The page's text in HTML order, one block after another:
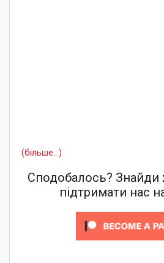
(більше…)
Сподобалось? Знайди
підтримати нас